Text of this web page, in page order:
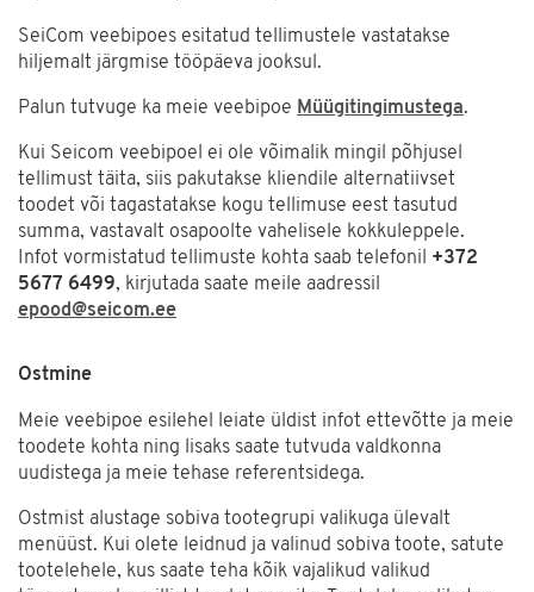
SeiCom veebipoes esitatud tellimustele vastatakse
hiljemalt järgmise tööpäeva jooksul.
Palun tutvuge ka meie veebipoe Müügitingimustega.
Kui Seicom veebipoel ei ole võimalik mingil põhjusel
tellimust täita, siis pakutakse kliendile alternatiivset
toodet või tagastatakse kogu tellimuse eest tasutud
summa, vastavalt osapoolte vahelisele kokkuleppele.
Infot vormistatud tellimuste kohta saab telefonil +372
5677 6499, kirjutada saate meile aadressil
epood@seicom.ee
Ostmine
Meie veebipoe esilehel leiate üldist infot ettevõtte ja meie
toodete kohta ning lisaks saate tutvuda valdkonna
uudistega ja meie tehase referentsidega.
Ostmist alustage sobiva tootegrupi valikuga ülevalt
menüüst. Kui olete leidnud ja valinud sobiva toote, satute
tootelehele, kus saate teha kõik vajalikud valikud